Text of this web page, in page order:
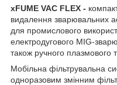
xFUME VAC FLEX -
видалення зварювальних
для промислового
електродугового MIG-
також ручного плазмового
Мобільна фільтрувальна
одноразовим змінним